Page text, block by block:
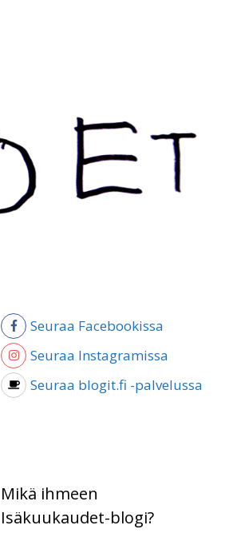
Seuraa Facebookissa
Seuraa Instagramissa
Seuraa blogit.fi -palvelussa
Mikä ihmeen
Isäkuukaudet-blogi?